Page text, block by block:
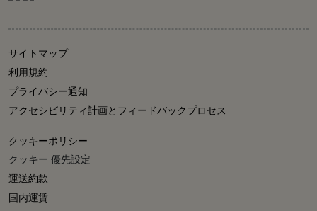
サイトマップ
利用規約
プライバシー通知
アクセシビリティ計画とフィードバックプロセス
クッキーポリシー
クッキー 優先設定
運送約款
国内運賃